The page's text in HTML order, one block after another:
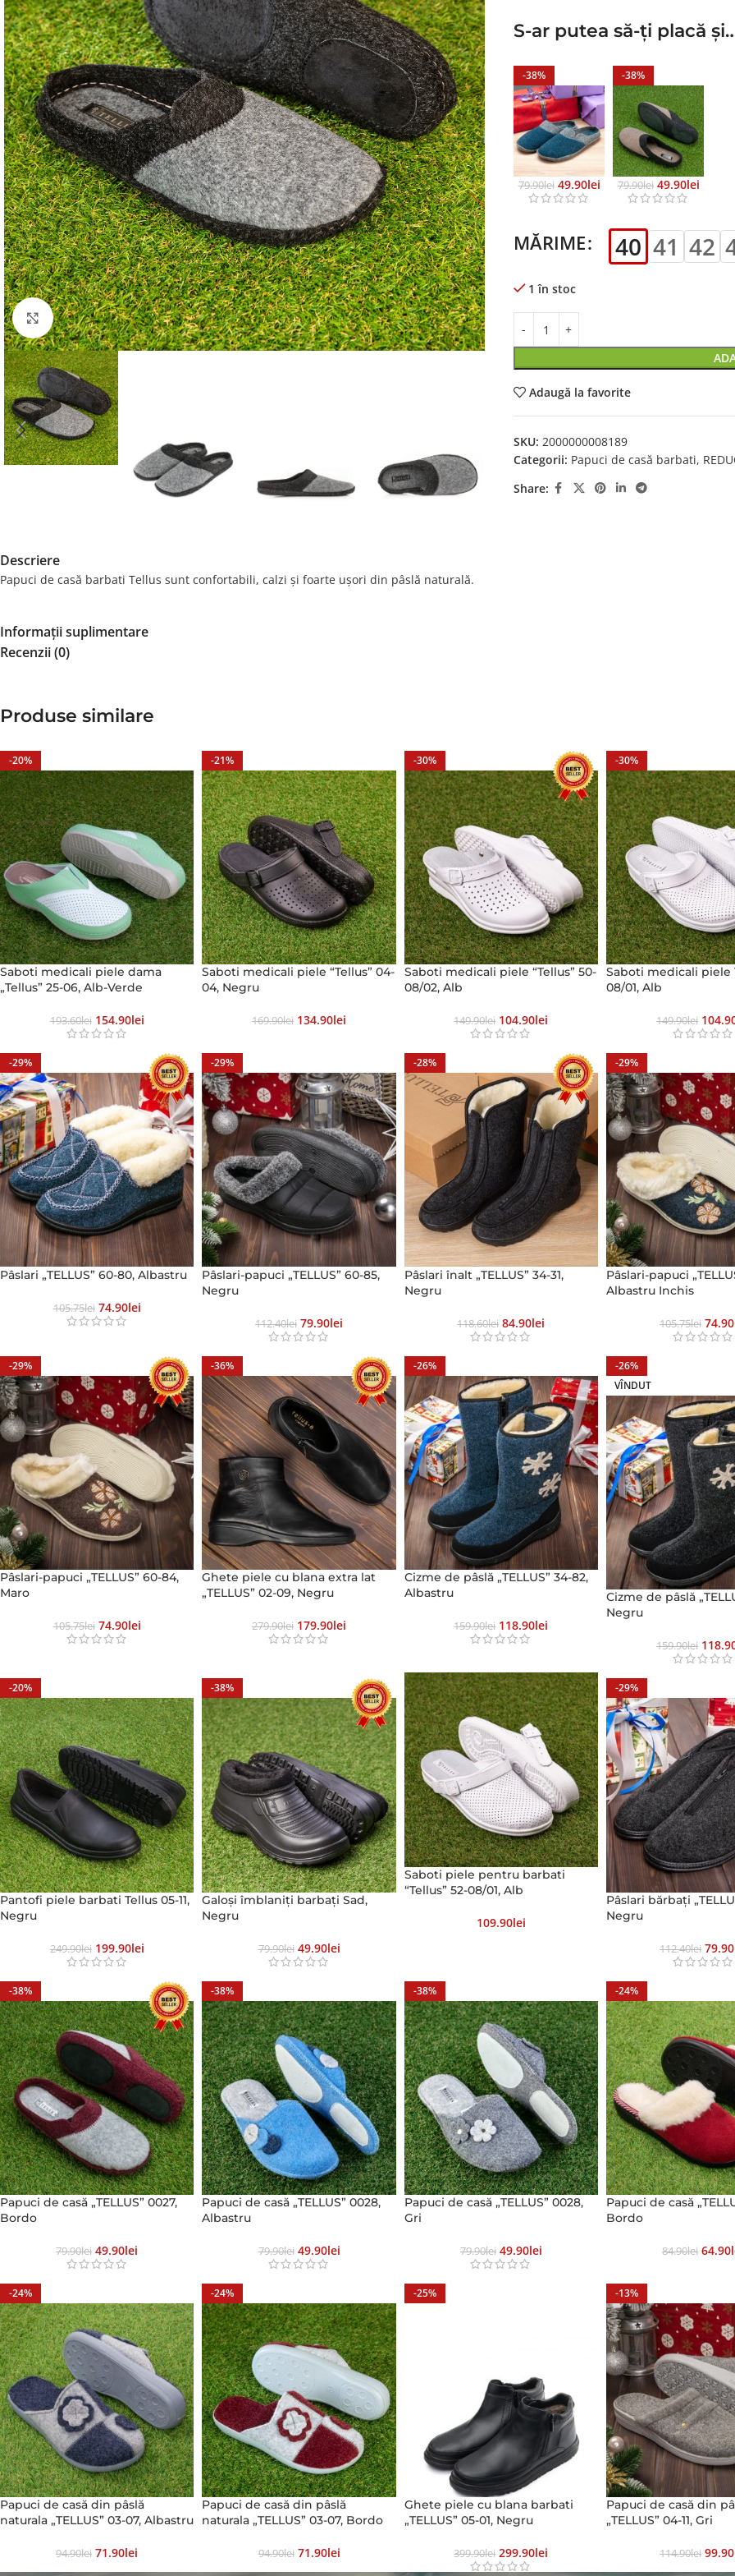
Faceți click pentru a mări
S-ar putea să-ți placă
-38%
79.90Lei 49.90Lei
-38%
79.90Lei 49.90Lei
MĂRIME 40 41 42
1 în stoc
Adaugă la favorite
SKU: 2000000008189
Categorii: Papuci de casă barbati,
Share:
Descriere
Papuci de casă barbati Tellus sunt confortabili, calzi și foarte ușori din pâslă naturală.
Informații suplimentare
Recenzii (0)
Produse similare
-20%
Saboti medicali piele dama
„Tellus” 25-06, Alb-Verde
193.60Lei 154.90Lei
-21%
Saboti medicali piele “Tellus” 04-
04, Negru
169.90Lei 134.90Lei
-30%
Saboti medicali piele “Tellus” 50-
08/02, Alb
149.90Lei 104.90Lei
-30%
Saboti medicali piele
08/01, Alb
149.90Lei
-29%
Pâslari „TELLUS” 60-80, Albastru
105.75Lei 74.90Lei
-29%
Pâslari-papuci „TELLUS” 60-85,
Negru
112.40Lei 79.90Lei
-28%
Pâslari înalt „TELLUS” 34-31,
Negru
118.60Lei 84.90Lei
-29%
Pâslari-papuci
Albastru Inchis
105.75Lei 74.90
-29%
Pâslari-papuci „TELLUS” 60-84,
Maro
105.75Lei 74.90Lei
-36%
Ghete piele cu blana extra lat
„TELLUS” 02-09, Negru
279.90Lei 179.90Lei
-26%
Сizme de pâslă „TELLUS” 34-82,
Albastru
159.90Lei 118.90Lei
-26%
VÎNDUT
Сizme de pâslă
Negru
159.90Lei
-20%
Pantofi piele barbati Tellus 05-11,
Negru
249.90Lei 199.90Lei
-38%
Galoși îmblaniți barbați Sad,
Negru
79.90Lei 49.90Lei
Saboti piele pentru barbati
“Tellus” 52-08/01, Alb
109.90Lei
-29%
Pâslari bărbați
Negru
112.40Lei 79.90
-38%
Papuci de casă „TELLUS” 0027,
Bordo
79.90Lei 49.90Lei
-38%
Papuci de casă „TELLUS” 0028,
Albastru
79.90Lei 49.90Lei
-38%
Papuci de casă „TELLUS” 0028,
Gri
79.90Lei 49.90Lei
-24%
Papuci de casă
Bordo
84.90Lei 64.90
-24%
Papuci de casă din pâslă
naturala „TELLUS” 03-07, Albastru
94.90Lei 71.90Lei
-24%
Papuci de casă din pâslă
naturala „TELLUS” 03-07, Bordo
94.90Lei 71.90Lei
-25%
Ghete piele cu blana barbati
„TELLUS” 05-01, Negru
399.90Lei 299.90Lei
-13%
Papuci de casă din
„TELLUS” 04-11, Gri
114.90Lei 99.90